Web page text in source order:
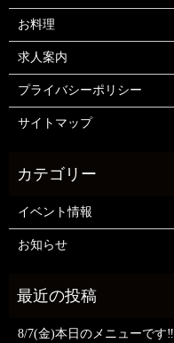
お料理
求人案内
プライバシーポリシー
サイトマップ
イベント情報
お知らせ
8/7(金)本日のメニューです‼️